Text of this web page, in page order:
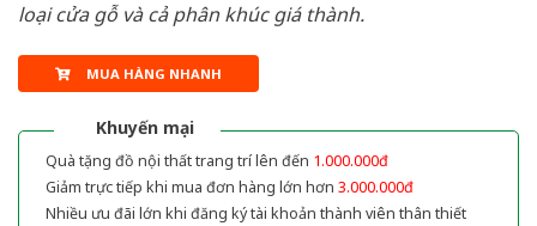
loại cửa gỗ và cả phân khúc giá thành.
MUA HÀNG NHANH
Khuyến mại
Quà tặng đồ nội thất trang trí lên đến 1.000.000đ
Giảm trực tiếp khi mua đơn hàng lớn hơn 3.000.000đ
Nhiều ưu đãi lớn khi đăng ký tài khoản thành viên thân thiết